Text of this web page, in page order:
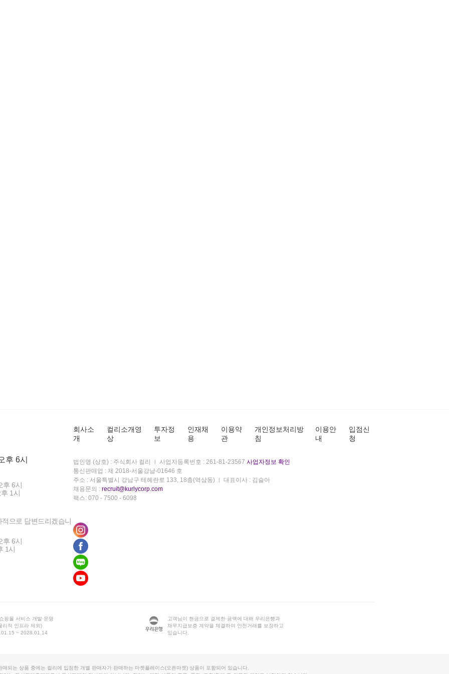
후 6시
후 6시
1시
으로 답변드리겠습니
후 6시
1시
회사소
개
컬리소개영
상
투자정
보
인재채
용
이용약
관
개인정보처리방
침
이용안
내
입점신
청
법인명 (상호) : 주식회사 컬리 사업자등록번호 : 261-81-23567 사업자정보 확인
통신판매업 : 제 2018-서울강남-01646 호
주소 : 서울특별시 강남구 테헤란로 133, 18층(역삼동)
대표이사 : 김슬아
채용문의 : recruit@kurlycorp.com
팩스: 070 - 7500 - 6098
핑몰 서비스 개발·운영
리적 인프라 제외)
~ 2028.01.14
고객님이 현금으로 결제한 금액에 대해 우리은행과
채무지급보증 계약을 체결하여 안전거래를 보장하고
있습니다.
매되는 상품 중에는 컬리에 입점한 개별 판매자가 판매하는 마켓플레이스(오픈마켓) 상품이 포함되어 있습니다.